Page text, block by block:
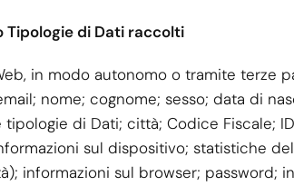
Tipologie di Dati raccolti
in modo autonomo o tramite terze
nome; cognome; sesso; data di
di Dati; città; Codice Fiscale;
sul dispositivo; statistiche
informazioni sul browser; password;